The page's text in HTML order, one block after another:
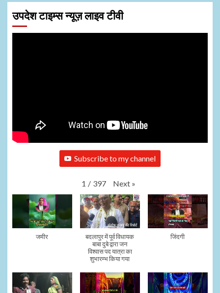
उपदेश टाइम्स न्यूज़ लाइव टीवी
Subscribe to my channel
1 / 397 Next »
जमीर
बदलापुर में पूर्व विधायक
बाबा दुबे द्वारा जन
विश्वास पद यात्रा का
शुभारम्भ किया गया
जिंदगी